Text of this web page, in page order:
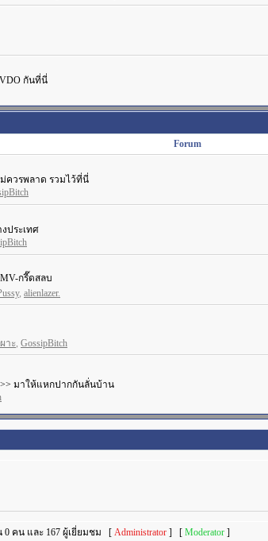
กันที่นี่
Forum
ควรพลาด รวมไว้ที่นี่
ประเทศ
MV-กรี๊ดสลบ
, alienlazer.
าะ, GossipBitch
มาให้แหกปากกันลั่นบ้าน
0 คน และ 167 ผู้เยี่ยมชม [ Administrator ] [ Moderator ]